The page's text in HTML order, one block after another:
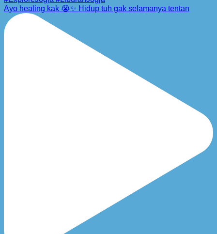
Ayo healing kak 😭✨ Hidup tuh gak selamanya tentan